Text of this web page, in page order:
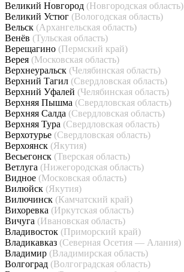
Великий Новгород (Новгородская область)
Великий Устюг (Вологодская область)
Вельск (Архангельская область)
Венёв (Тульская область)
Верещагино (Пермский край)
Верея (Московская область)
Верхнеуральск (Челябинская область)
Верхний Тагил (Свердловская область)
Верхний Уфалей (Челябинская область)
Верхняя Пышма (Свердловская область)
Верхняя Салда (Свердловская область)
Верхняя Тура (Свердловская область)
Верхотурье (Свердловская область)
Верхоянск (Якутия)
Весьегонск (Тверская область)
Ветлуга (Нижегородская область)
Видное (Московская область)
Вилюйск (Якутия)
Вилючинск (Камчатский край)
Вихоревка (Иркутская область)
Вичуга (Ивановская область)
Владивосток (Приморский край)
Владикавказ (Северная Осетия — Алания)
Владимир (Владимирская область)
Волгоград (Волгоградская область)